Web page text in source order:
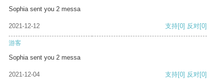
Sophia sent you 2 messa
2021-12-12 支持[0] 反对[0]
游客
Sophia sent you 2 messa
2021-12-04 支持[0] 反对[0]